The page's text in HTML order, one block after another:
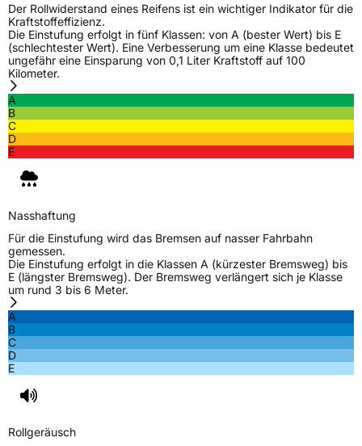
Der Rollwiderstand eines Reifens ist ein wichtiger Indikator für die
Kraftstoffeffizienz.
Die Einstufung erfolgt in fünf Klassen: von A (bester Wert) bis E
(schlechtester Wert). Eine Verbesserung um eine Klasse bedeutet
ungefähr eine Einsparung von 0,1 Liter Kraftstoff auf 100
Kilometer.
A
B
C
D
E
Nasshaftung
Für die Einstufung wird das Bremsen auf nasser Fahrbahn
gemessen.
Die Einstufung erfolgt in die Klassen A (kürzester Bremsweg) bis
E (längster Bremsweg). Der Bremsweg verlängert sich je Klasse
um rund 3 bis 6 Meter.
A
B
C
D
E
Rollgeräusch